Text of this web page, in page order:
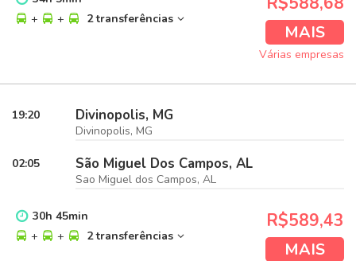
+
+ 2 transferências
MAIS
Várias empresas
19:20 Divinopolis, MG
Divinopolis, MG
02:05 São Miguel Dos Campos, AL
Sao Miguel dos Campos, AL
30h 45min
+
+ 2 transferências
R$589,43
MAIS